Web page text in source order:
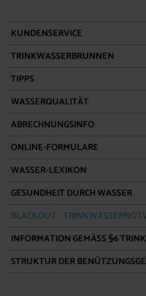
KUNDENSERVICE
TRINKWASSERBRUNNEN
TIPPS
WASSERQUALITÄT
ABRECHNUNGSINFO
ONLINE-FORMULARE
WASSER-LEXIKON
GESUNDHEIT DURCH WASSER
BLACKOUT -
INFORMATION GEMÄSS §6
STRUKTUR DER